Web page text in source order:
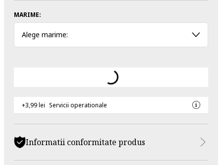
MARIME:
Alege marime:
+3,99 lei Servicii operationale
Informatii conformitate produs